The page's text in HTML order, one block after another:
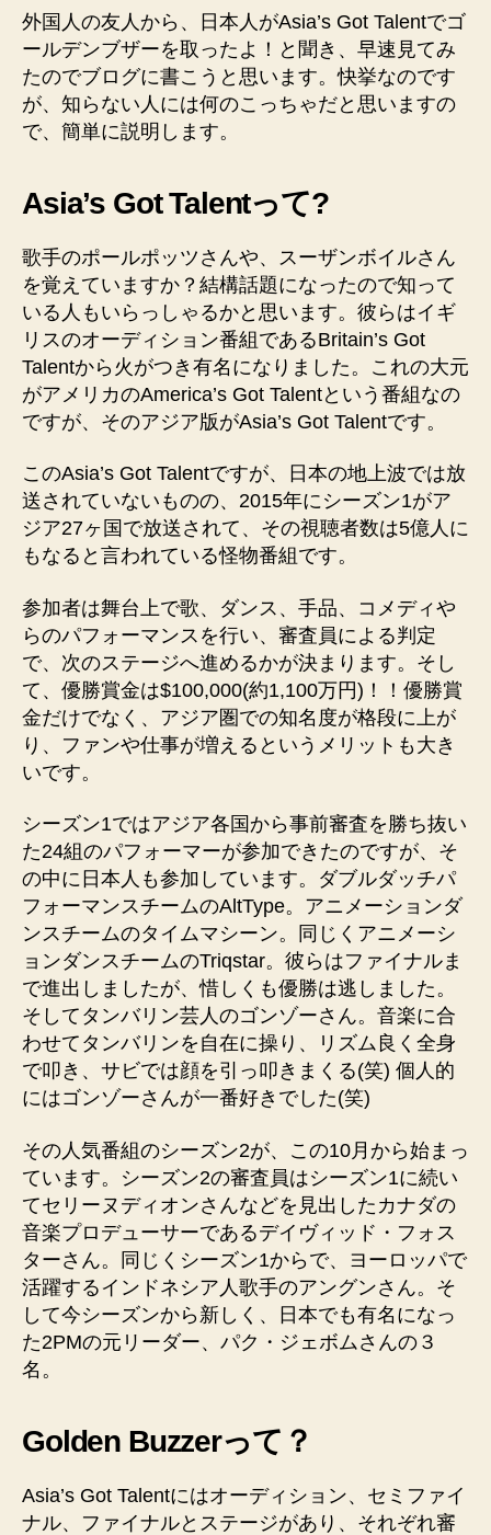
挙！
へ
の
外国人の友人から、日本人がAsia’s Got Talentでゴ
ールデンブザーを取ったよ！と聞き、早速見てみ
たのでブログに書こうと思います。快挙なのです
が、知らない人には何のこっちゃだと思いますの
で、簡単に説明します。
Asia’s Got Talentって?
歌手のポールポッツさんや、スーザンボイルさん
を覚えていますか？結構話題になったので知って
いる人もいらっしゃるかと思います。彼らはイギ
リスのオーディション番組であるBritain’s Got
Talentから火がつき有名になりました。これの大元
がアメリカのAmerica’s Got Talentという番組なの
ですが、そのアジア版がAsia’s Got Talentです。
このAsia’s Got Talentですが、日本の地上波では放
送されていないものの、2015年にシーズン1がア
ジア27ヶ国で放送されて、その視聴者数は5億人に
もなると言われている怪物番組です。
参加者は舞台上で歌、ダンス、手品、コメディや
らのパフォーマンスを行い、審査員による判定
で、次のステージへ進めるかが決まります。そし
て、優勝賞金は$100,000(約1,100万円)！！優勝賞
金だけでなく、アジア圏での知名度が格段に上が
り、ファンや仕事が増えるというメリットも大き
いです。
シーズン1ではアジア各国から事前審査を勝ち抜い
た24組のパフォーマーが参加できたのですが、そ
の中に日本人も参加しています。ダブルダッチパ
フォーマンスチームのAltType。アニメーションダ
ンスチームのタイムマシーン。同じくアニメーシ
ョンダンスチームのTriqstar。彼らはファイナルま
で進出しましたが、惜しくも優勝は逃しました。
そしてタンバリン芸人のゴンゾーさん。音楽に合
わせてタンバリンを自在に操り、リズム良く全身
で叩き、サビでは顔を引っ叩きまくる(笑) 個人的
にはゴンゾーさんが一番好きでした(笑)
その人気番組のシーズン2が、この10月から始まっ
ています。シーズン2の審査員はシーズン1に続い
てセリーヌディオンさんなどを見出したカナダの
音楽プロデューサーであるデイヴィッド・フォス
ターさん。同じくシーズン1からで、ヨーロッパで
活躍するインドネシア人歌手のアングンさん。そ
して今シーズンから新しく、日本でも有名になっ
た2PMの元リーダー、パク・ジェボムさんの３
名。
Golden Buzzerって？
Asia’s Got Talentにはオーディション、セミファイ
ナル、ファイナルとステージがあり、それぞれ審